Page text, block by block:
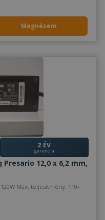
Megnézem
2 ÉV
garancia